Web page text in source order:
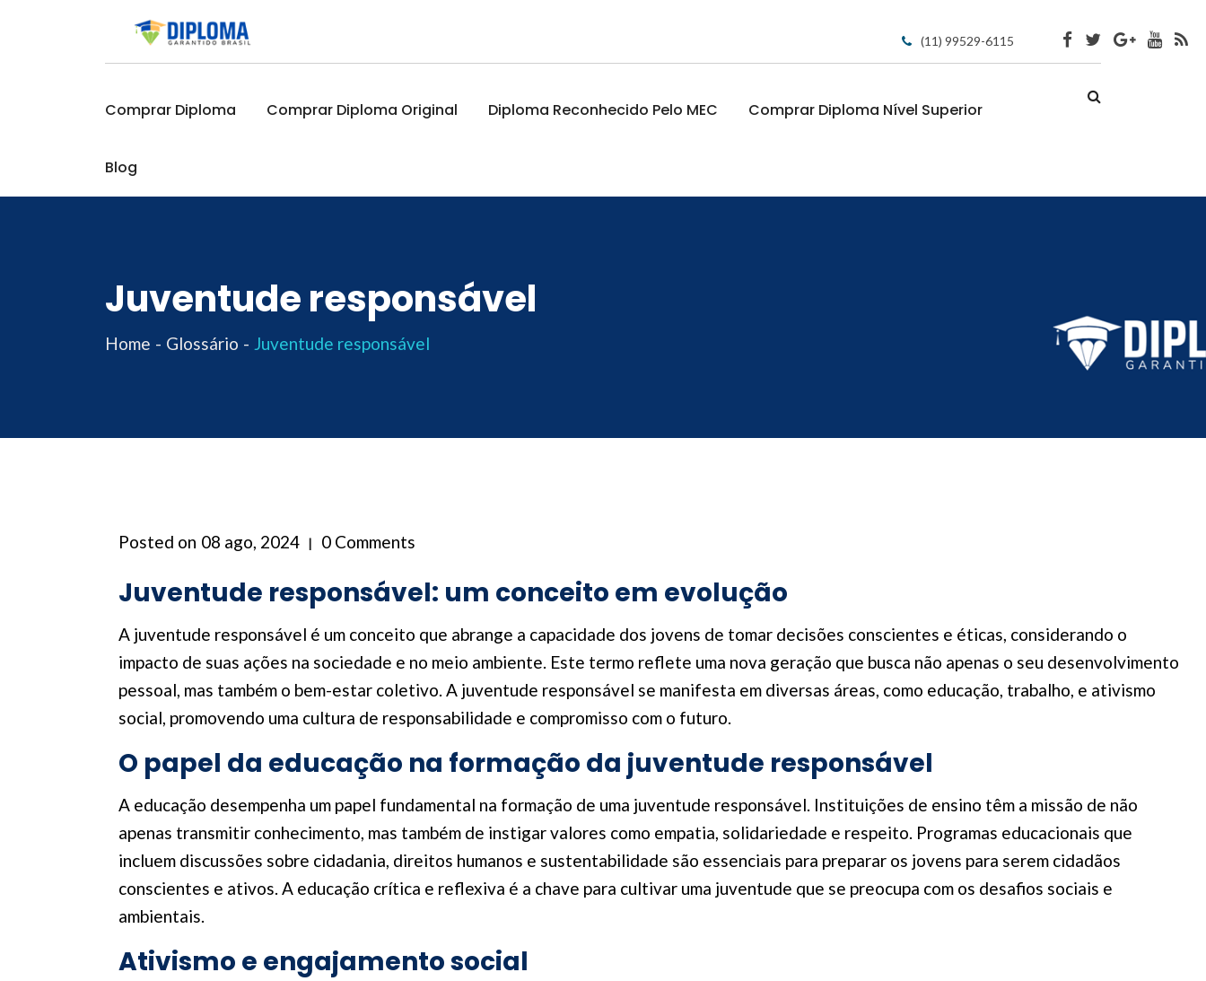
(11) 99529-6115
Comprar Diploma Comprar Diploma Original Diploma Reconhecido Pelo MEC Comprar Diploma Nível Superior
Blog
Juventude responsável
Home Glossário Juventude responsável
Posted on 08 ago, 2024 0 Comments
Juventude responsável: um conceito em evolução
A juventude responsável é um conceito que abrange a capacidade dos jovens de tomar decisões conscientes e éticas, considerando o
impacto de suas ações na sociedade e no meio ambiente. Este termo reflete uma nova geração que busca não apenas o seu desenvolvimento
pessoal, mas também o bem-estar coletivo. A juventude responsável se manifesta em diversas áreas, como educação, trabalho, e ativismo
social, promovendo uma cultura de responsabilidade e compromisso com o futuro.
O papel da educação na formação da juventude responsável
A educação desempenha um papel fundamental na formação de uma juventude responsável. Instituições de ensino têm a missão de não
apenas transmitir conhecimento, mas também de instigar valores como empatia, solidariedade e respeito. Programas educacionais que
incluem discussões sobre cidadania, direitos humanos e sustentabilidade são essenciais para preparar os jovens para serem cidadãos
conscientes e ativos. A educação crítica e reflexiva é a chave para cultivar uma juventude que se preocupa com os desafios sociais e
ambientais.
Ativismo e engajamento social